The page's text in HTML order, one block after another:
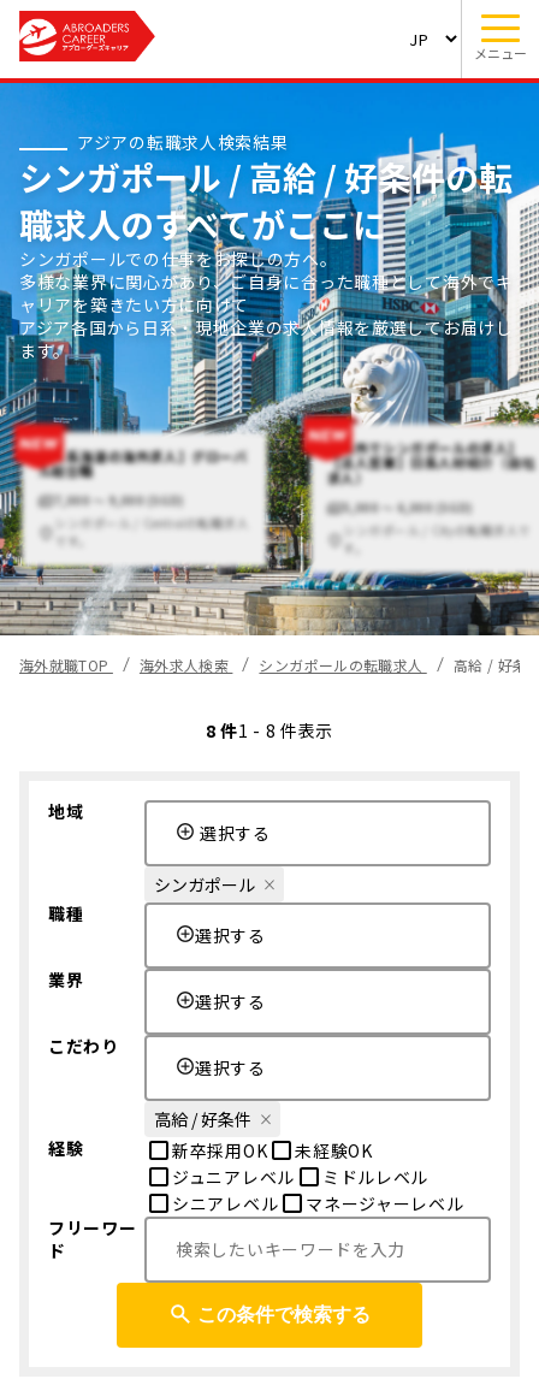
メニュー
アジアの転職求人検索結果
シンガポール / 高給 / 好条件の転
職求人のすべてがここに
シンガポールでの仕事をお探しの方へ。
多様な業界に関心があり、ご自身に合った職種として海外でキ
ャリアを築きたい方に向けて
アジア各国から日系・現地企業の求人情報を厳選してお届けし
ます。
【日系海運の海外求人】グローバ
ル総合職
7,000 〜 9,000 (SGD)
シンガポール / Centralの転職求人
です。
【海外でシンガポールの求人】
【法人営業】日系人材紹介（自社
求人）
5,000 〜 6,000 (SGD)
シンガポール / Cityの転職求人で
す。
海外就職TOP 海外求人検索 シンガポールの転職求人 高給 / 好条
8 件1 - 8 件表示
地域
選択する
シンガポール
職種
選択する
業界
選択する
こだわり
選択する
高給 / 好条件
経験
新卒採用OK
未経験OK
ジュニアレベル
ミドルレベル
シニアレベル
マネージャーレベル
フリーワー
ド
この条件で検索する